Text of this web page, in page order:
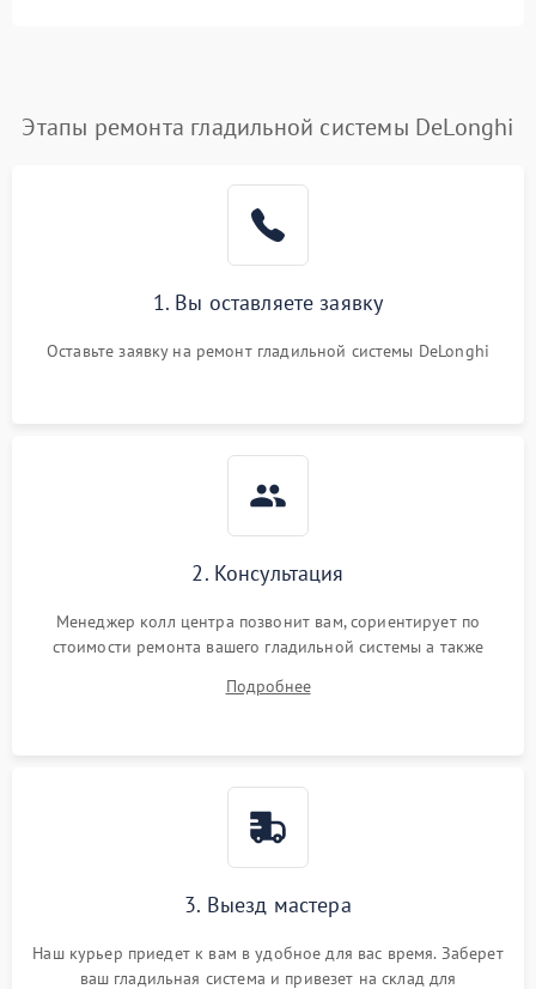
Этапы ремонта гладильной системы DeLonghi
1. Вы оставляете заявку
Оставьте заявку на ремонт гладильной системы DeLonghi
2. Консультация
Менеджер колл центра позвонит вам, сориентирует по
стоимости ремонта вашего гладильной системы а также
Подробнее
3. Выезд мастера
Наш курьер приедет к вам в удобное для вас время. Заберет
ваш гладильная система и привезет на склад для